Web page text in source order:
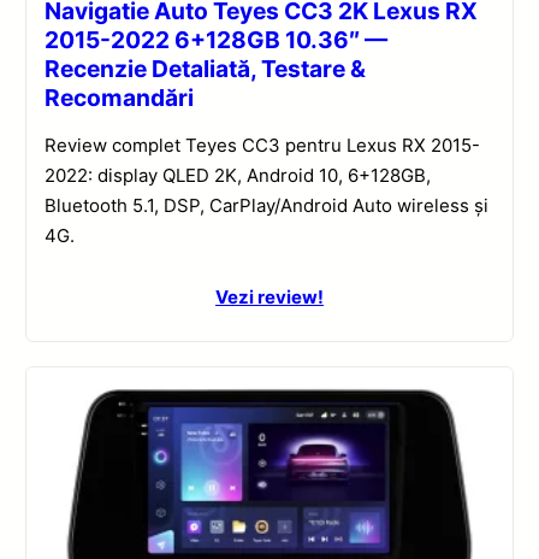
Navigatie Auto Teyes CC3 2K Lexus RX
2015-2022 6+128GB 10.36″ —
Recenzie Detaliată, Testare &
Recomandări
Review complet Teyes CC3 pentru Lexus RX 2015-
2022: display QLED 2K, Android 10, 6+128GB,
Bluetooth 5.1, DSP, CarPlay/Android Auto wireless și
4G.
Vezi review!